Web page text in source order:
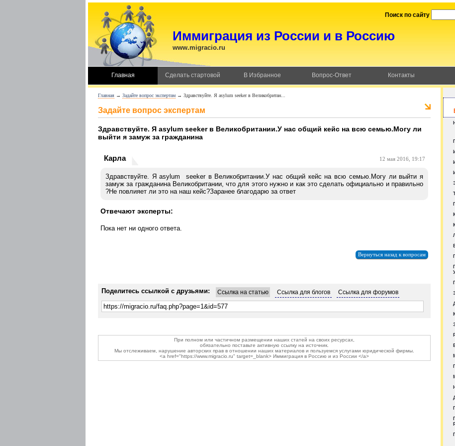
Поиск по сайту
Иммиграция из России и в Россию
www.migracio.ru
Главная Сделать стартовой В Избранное Вопрос-Ответ Контакты
Главная → Задайте вопрос экспертам → Здравствуйте. Я asylum seeker в Великобритан...
Задайте вопрос экспертам
Здравствуйте. Я asylum seeker в Великобритании.У нас общий кейс на всю семью.Могу ли
выйти я замуж за гражданина
Карла 12 мая 2016, 19:17
Здравствуйте. Я asylum seeker в Великобритании.У нас общий кейс на всю семью.Могу ли выйти я
замуж за гражданина Великобритании, что для этого нужно и как это сделать официально и правильно
?Не повлияет ли это на наш кейс?Заранее благодарю за ответ
Отвечают эксперты:
Пока нет ни одного ответа.
Вернуться назад к вопросам
Ссылка на статью Ссылка для блогов Ссылка для форумов
Поделитесь ссылкой с друзьями:
При полном или частичном размещении наших статей на своих ресурсах,
обязательно поставьте активную ссылку на источник.
Мы отслеживаем, нарушение авторских прав в отношении наших материалов и пользуемся услугами юридической фирмы.
<a href="https://www.migracio.ru" target=_blank> Иммиграция в Россию и из России </a>